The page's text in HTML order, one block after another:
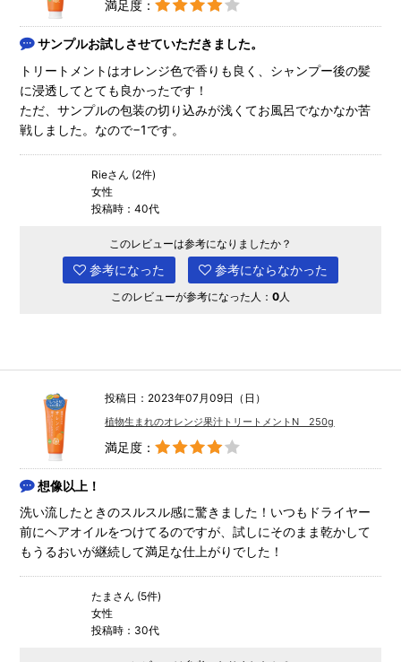
満足度：
サンプルお試しさせていただきました。
トリートメントはオレンジ色で香りも良く、シャンプー後の髪
に浸透してとても良かったです！
ただ、サンプルの包装の切り込みが浅くてお風呂でなかなか苦
戦しました。なので−1です。
Rieさん (2件)
女性
投稿時：40代
このレビューは参考になりましたか？
参考になった 参考にならなかった
このレビューが参考になった人： 0 人
投稿日：2023年07月09日（日）
植物生まれのオレンジ果汁トリートメントN 250g
満足度：
想像以上！
洗い流したときのスルスル感に驚きました！いつもドライヤー
前にヘアオイルをつけてるのですが、試しにそのまま乾かして
もうるおいが継続して満足な仕上がりでした！
たまさん (5件)
女性
投稿時：30代